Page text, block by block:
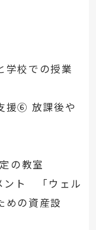
校での授業
援⑥ 放課後や
の教室
ント 「ウェル
めの資産設